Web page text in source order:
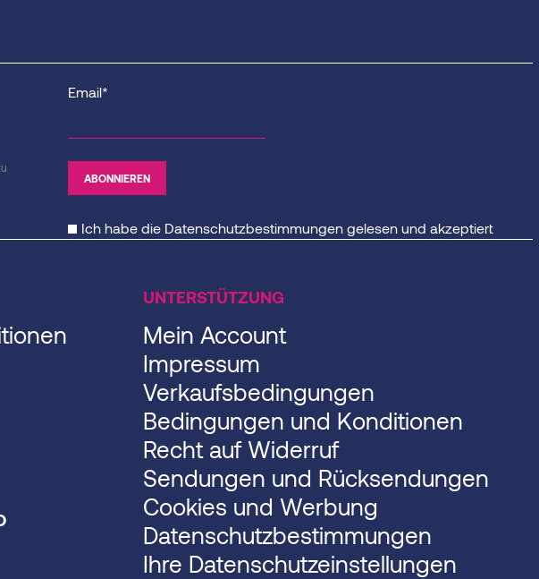
Email*
Ich habe die Datenschutzbestimmungengelesen und akzeptiert
UNTERSTÜTZUNG
Mein Account
Impressum
Verkaufsbedingungen
Bedingungen und Konditionen
Recht auf Widerruf
Sendungen und Rücksendungen
Cookies und Werbung
Datenschutzbestimmungen
Ihre Datenschutzeinstellungen